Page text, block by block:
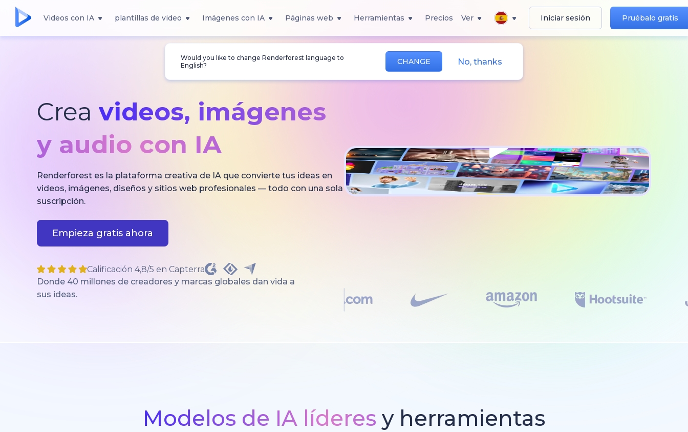
Videos con IA plantillas de video Imágenes con IA Páginas web Herramientas Precios Ver Iniciar sesión Pruébalo gratis
Would you like to change Renderforest language to
English?
CHANGE No, thanks
Crea videos, imágenes
y audio con IA
Renderforest es la plataforma creativa de IA que convierte tus ideas en
videos, imágenes, diseños y sitios web profesionales — todo con una sola
suscripción.
Empieza gratis ahora
Calificación 4,8/5 en Capterra
Donde 40 millones de creadores y marcas globales dan vida a
sus ideas.
Modelos de IA líderes y herramientas